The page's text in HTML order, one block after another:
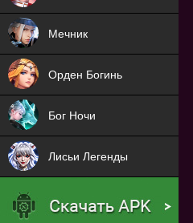
Мечник
Орден Богинь
Бог Ночи
Лисьи Легенды